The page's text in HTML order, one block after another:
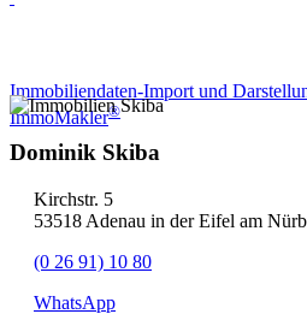
Immobiliendaten-Import und
ImmoMakler®
Dominik Skiba
Kirchstr. 5
53518 Adenau in der Eifel am
(0 26 91) 10 80
WhatsApp